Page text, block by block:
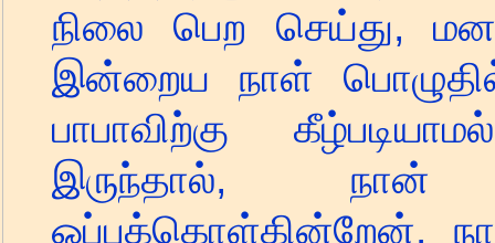
நிலை பெற செய்து,
இன்றைய நாள்
பாபாவிற்கு
இருந்தால்,
ஒப்புக்கொள்கின்றேன்.